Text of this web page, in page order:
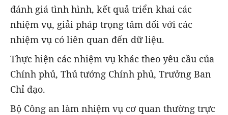
đánh giá tình hình, kết quả triển khai các
nhiệm vụ, giải pháp trọng tâm đối với các
nhiệm vụ có liên quan đến dữ liệu.
Thực hiện các nhiệm vụ khác theo yêu cầu của
Chính phủ, Thủ tướng Chính phủ, Trưởng Ban
Chỉ đạo.
Bộ Công an làm nhiệm vụ cơ quan thường trực